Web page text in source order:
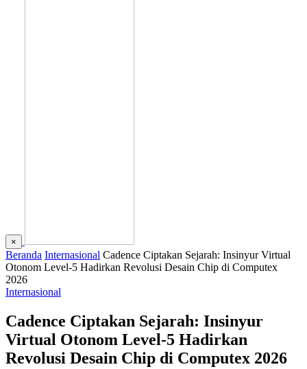
×
Beranda Internasional Cadence Ciptakan Sejarah: Insinyur Virtual
Otonom Level-5 Hadirkan Revolusi Desain Chip di Computex
2026
Internasional
Cadence Ciptakan Sejarah: Insinyur
Virtual Otonom Level-5 Hadirkan
Revolusi Desain Chip di Computex 2026